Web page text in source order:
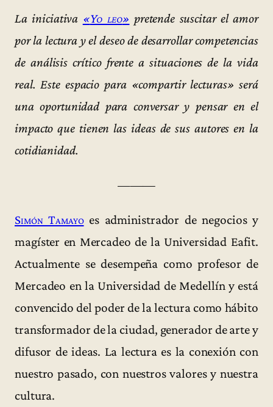
La iniciativa «Yo leo» pretende suscitar el amor
por la lectura y el deseo de desarrollar competencias
de análisis crítico frente a situaciones de la vida
real. Este espacio para «compartir lecturas» será
una oportunidad para conversar y pensar en el
impacto que tienen las ideas de sus autores en la
cotidianidad.
———
Simón Tamayoes administrador de negocios y
magíster en Mercadeo de la Universidad Eafit.
Actualmente se desempeña como profesor de
Mercadeo en la Universidad de Medellín y está
convencido del poder de la lectura como hábito
transformador de la ciudad, generador de arte y
difusor de ideas. La lectura es la conexión con
nuestro pasado, con nuestros valores y nuestra
cultura.